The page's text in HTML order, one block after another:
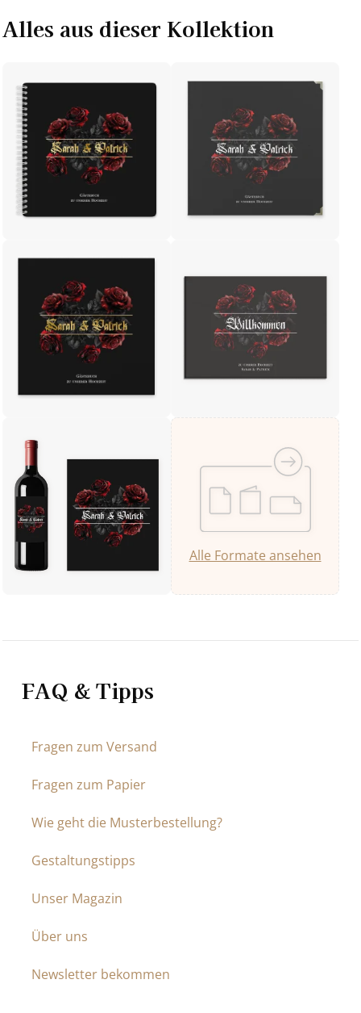
Alles aus dieser Kollektion
Alle Formate ansehen
FAQ & Tipps
Fragen zum Versand
Fragen zum Papier
Wie geht die Musterbestellung?
Gestaltungstipps
Unser Magazin
Über uns
Newsletter bekommen